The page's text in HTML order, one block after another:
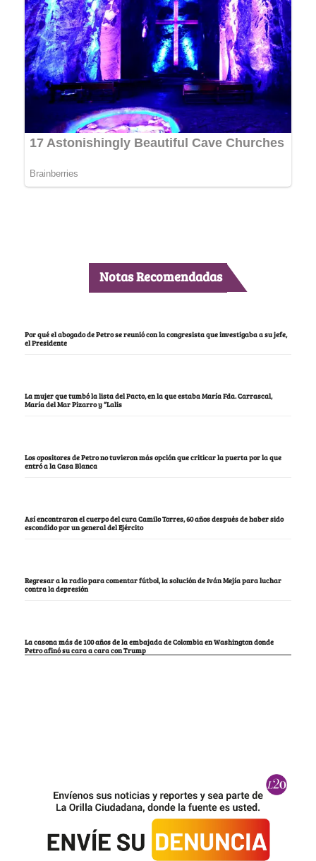
Notas Recomendadas
Por qué el abogado de Petro se reunió con la congresista que investigaba a su jefe,
el Presidente
La mujer que tumbó la lista del Pacto, en la que estaba María Fda. Carrascal,
María del Mar Pizarro y “Lalis
Los opositores de Petro no tuvieron más opción que criticar la puerta por la que
entró a la Casa Blanca
Así encontraron el cuerpo del cura Camilo Torres, 60 años después de haber sido
escondido por un general del Ejército
Regresar a la radio para comentar fútbol, la solución de Iván Mejía para luchar
contra la depresión
La casona más de 100 años de la embajada de Colombia en Washington donde
Petro afinó su cara a cara con Trump